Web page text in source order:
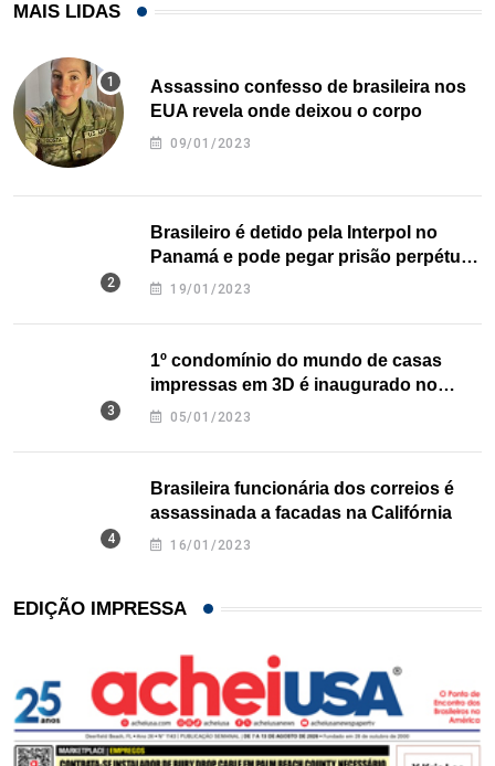
MAIS LIDAS
Assassino confesso de brasileira nos
EUA revela onde deixou o corpo
09/01/2023
Brasileiro é detido pela Interpol no
Panamá e pode pegar prisão perpétua
nos EUA
19/01/2023
1º condomínio do mundo de casas
impressas em 3D é inaugurado no
Texas
05/01/2023
Brasileira funcionária dos correios é
assassinada a facadas na Califórnia
16/01/2023
EDIÇÃO IMPRESSA